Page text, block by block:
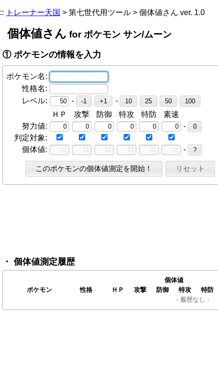
:: トレーナー天国 > 第七世代用ツール > 個体値さん ver. 1.0
個体値さん for ポケモン サン/ムーン
① ポケモンの情報を入力
ポケモン名:
性格名:
レベル:
-
-
ＨＰ
攻撃 防御 特攻 特防
素速
努力値:
-
判定対象:
個体値:
-
・ 個体値測定履歴
ポケモン 性格
個体値
ＨＰ
攻撃 防御 特攻
特防
- 履歴なし -